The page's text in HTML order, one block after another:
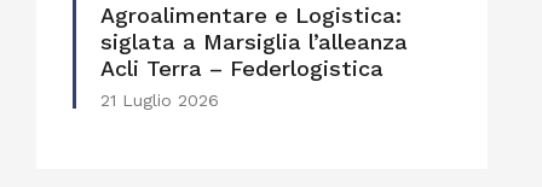
Agroalimentare e Logistica:
siglata a Marsiglia l’alleanza
Acli Terra – Federlogistica
21 Luglio 2026